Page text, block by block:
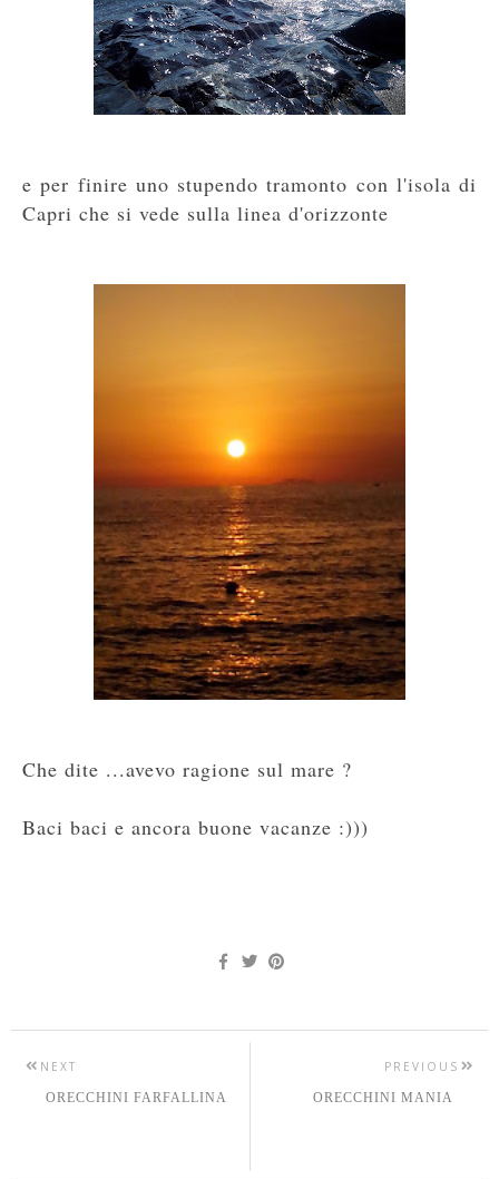
e per finire uno stupendo tramonto con l'isola di
Capri che si vede sulla linea d'orizzonte
Che dite ...avevo ragione sul mare ?
Baci baci e ancora buone vacanze :)))
PREVIOUS
ORECCHINI MANIA
NEXT
ORECCHINI FARFALLINA